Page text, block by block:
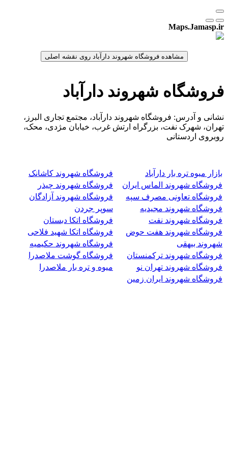
Maps.Jamasp.ir
فروشگاه شهروند دارآباد
نشانی و آدرس: فروشگاه شهروند دارآباد، مجتمع تجاری البرز،
تهران، شهرک نفت، بزرگراه ارتش غرب، خیابان مژدی، محک،
روبروی اردستانی
بازار میوه تره بار دارآباد
فروشگاه شهروند کاشانک
فروشگاه شهروند الماس ایران
فروشگاه شهروند چیذر
فروشگاه تعاونی مصرف سپه
فروشگاه شهروند آزادگان
فروشگاه شهروند مجیدیه
سوپر جردن
فروشگاه شهروند نفت
فروشگاه اتکا دبستان
فروشگاه شهروند هفت حوض
فروشگاه اتکا شهید فلاحی
شهروند بیهقی
فروشگاه شهروند حکیمیه
فروشگاه شهروند ترکمنستان
فروشگاه گوشت ملاصدرا
فروشگاه شهروند تهران نو
میوه و تره بار ملاصدرا
فروشگاه شهروند ایران زمین